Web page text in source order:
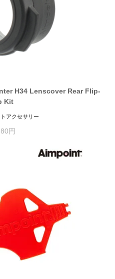
H34 Lenscover Rear Flip-
Kit
アクセサリー
円